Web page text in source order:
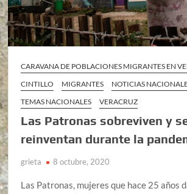
CARAVANA DE POBLACIONES MIGRANTES EN
CINTILLO
MIGRANTES
NOTICIAS
TEMAS NACIONALES
VERACRUZ
Las Patronas sobreviven y
reinventan durante la
grieta 8 octubre, 2020
Las Patronas, mujeres que hace 25 años